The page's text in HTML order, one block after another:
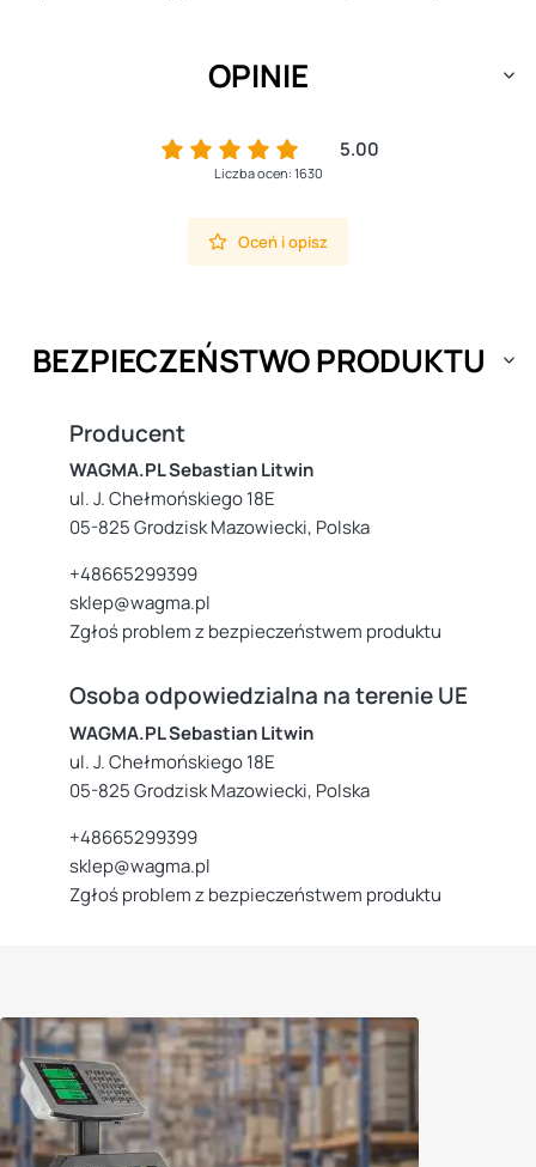
OPINIE
5.00
Liczba ocen: 1630
Oceń i opisz
BEZPIECZEŃSTWO PRODUKTU
Producent
WAGMA.PL Sebastian Litwin
ul. J. Chełmońskiego 18E
05-825 Grodzisk Mazowiecki, Polska
+48665299399
sklep@wagma.pl
Zgłoś problem z bezpieczeństwem produktu
Osoba odpowiedzialna na terenie UE
WAGMA.PL Sebastian Litwin
ul. J. Chełmońskiego 18E
05-825 Grodzisk Mazowiecki, Polska
+48665299399
sklep@wagma.pl
Zgłoś problem z bezpieczeństwem produktu